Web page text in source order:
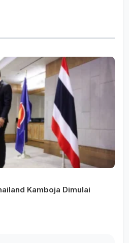
Kamboja Dimulai